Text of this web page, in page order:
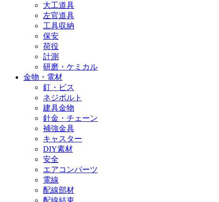
大工道具
左官道具
工具収納
保安
荷役
計測
研磨・ケミカル
金物・電材
釘・ビス
ネジボルト
建具金物
針金・チェーン
補強金具
キャスター
DIY素材
安全
エアコンパーツ
電線
配線部材
配線結束